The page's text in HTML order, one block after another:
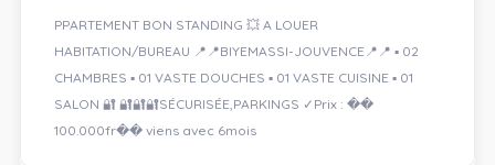
PPARTEMENT BON STANDING 💥 A LOUER
HABITATION/BUREAU 📍📍BIYEMASSI-JOUVENCE📍📍 ▪️ 02
CHAMBRES ▪️ 01 VASTE DOUCHES ▪️ 01 VASTE CUISINE ▪️ 01
SALON 🔐 🔐🔐🔐SÉCURISÉE,PARKINGS ✓Prix : ��
100.000fr�� viens avec 6mois